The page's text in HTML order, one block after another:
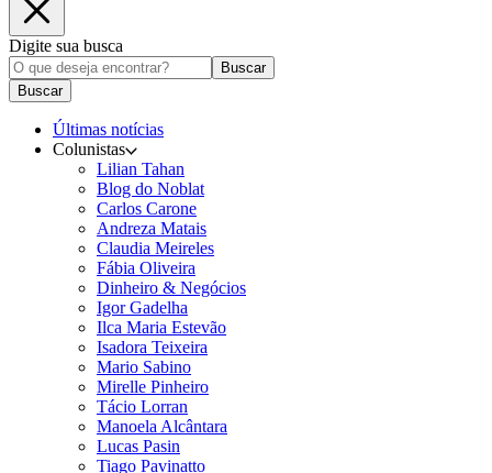
Digite sua busca
Buscar
Buscar
Últimas notícias
Colunistas
Lilian Tahan
Blog do Noblat
Carlos Carone
Andreza Matais
Claudia Meireles
Fábia Oliveira
Dinheiro & Negócios
Igor Gadelha
Ilca Maria Estevão
Isadora Teixeira
Mario Sabino
Mirelle Pinheiro
Tácio Lorran
Manoela Alcântara
Lucas Pasin
Tiago Pavinatto